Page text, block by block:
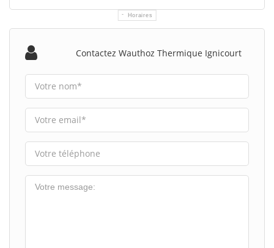
Horaires
Contactez Wauthoz Thermique Ignicourt